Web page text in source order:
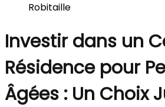
Robitaille
Investir dans un
Résidence pour
Âgées : Un Choix